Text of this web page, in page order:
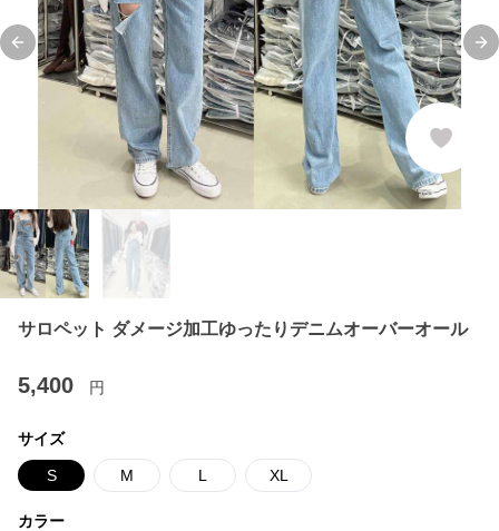
Previous slide
サロペット ダメージ加工ゆったりデニムオーバーオール
5,400 円
サイズ
S M L XL
カラー